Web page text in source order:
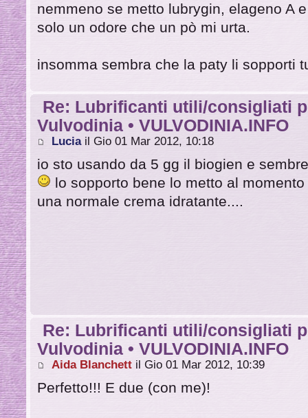
nemmeno se metto lubrygin, elageno A
solo un odore che un pò mi urta.
insomma sembra che la paty li sopporti
Re: Lubrificanti utili/consigliati
Vulvodinia • VULVODINIA.INFO
Lucia il Gio 01 Mar 2012, 10:18
io sto usando da 5 gg il biogien e
lo sopporto bene lo metto al
una normale crema idratante....
Re: Lubrificanti utili/consigliati
Vulvodinia • VULVODINIA.INFO
Aida Blanchett il Gio 01 Mar 2012, 10:39
Perfetto!!! E due (con me)!